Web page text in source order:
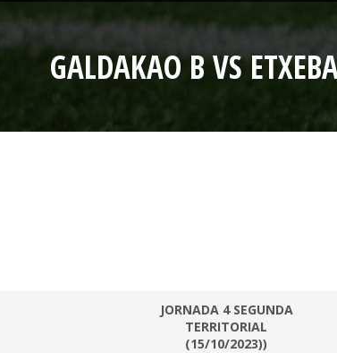
GALDAKAO B VS
JORNADA 4 SEGUNDA
TERRITORIAL
(15/10/2023))